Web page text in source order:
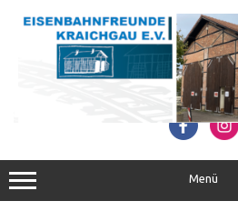
Inhalt
springen
Menü